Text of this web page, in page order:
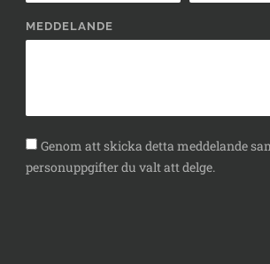
MEDDELANDE
Genom att skicka detta meddelande
personuppgifter du valt att delge.